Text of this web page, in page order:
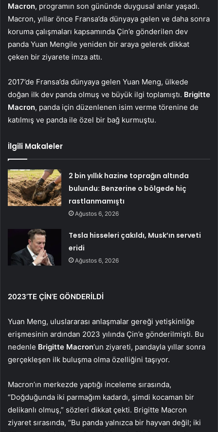
Macron, programın son gününde duygusal anlar yaşadı.
Macron, yıllar önce Fransa’da dünyaya gelen ve daha sonra
koruma çalışmaları kapsamında Çin’e gönderilen dev
panda Yuan Mengile yeniden bir araya gelerek dikkat
çeken bir ziyarete imza attı.
2017’de Fransa’da dünyaya gelen Yuan Meng, ülkede
doğan ilk dev panda olmuş ve büyük ilgi toplamıştı. Brigitte
Macron, panda için düzenlenen isim verme törenine de
katılmış ve panda ile özel bir bağ kurmuştu.
İlgili Makaleler
2 bin yıllık hazine toprağın altında
bulundu: Benzerine o bölgede hiç
rastlanmamıştı
Ağustos 6, 2026
Tesla hisseleri çakıldı, Musk’ın serveti
eridi
Ağustos 6, 2026
2023’TE ÇİN’E GÖNDERİLDİ
Yuan Meng, uluslararası anlaşmalar gereği yetişkinliğe
erişmesinin ardından 2023 yılında Çin’e gönderilmişti. Bu
nedenle Brigitte Macron‘un ziyareti, pandayla yıllar sonra
gerçekleşen ilk buluşma olma özelliğini taşıyor.
Macron’ın merkezde yaptığı inceleme sırasında,
“Doğduğunda iki parmağım kadardı, şimdi kocaman bir
delikanlı olmuş,” sözleri dikkat çekti. Brigitte Macron
ziyaret sırasında, “Bu panda yalnızca bir hayvan değil; iki